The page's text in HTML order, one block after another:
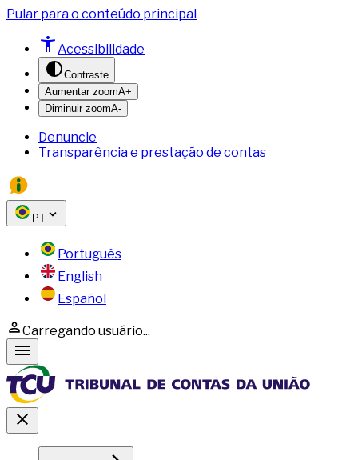
Pular para o conteúdo principal
Acessibilidade
Contraste
Aumentar zoomA+
Diminuir zoomA-
Denuncie
Transparência e prestação de contas
PT
Português
English
Español
Carregando usuário...